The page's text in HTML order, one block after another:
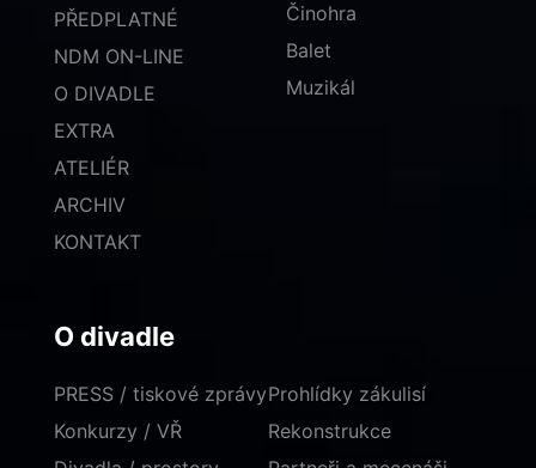
PŘEDPLATNÉ
NDM ON-LINE
O DIVADLE
EXTRA
ATELIÉR
ARCHIV
KONTAKT
Činohra
Balet
Muzikál
O divadle
PRESS / tiskové zprávy
Konkurzy / VŘ
Prohlídky zákulisí
Rekonstrukce